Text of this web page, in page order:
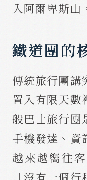
入阿爾卑斯山
鐵道團的
傳統旅行團講
置入有限天數
般巴士旅行團
手機發達、資
越來越嚮往